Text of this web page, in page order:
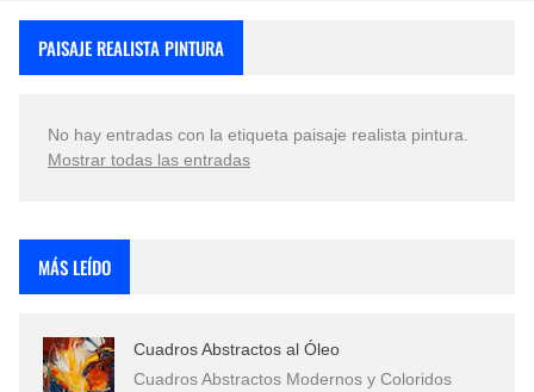
Que significan los cuadros de negras africanas?
PAISAJE REALISTA PINTURA
No hay entradas con la etiqueta paisaje realista pintura
Mostrar todas las entradas
MÁS LEÍDO
Cuadros Abstractos al Óleo
Cuadros Abstractos Modernos y Coloridos